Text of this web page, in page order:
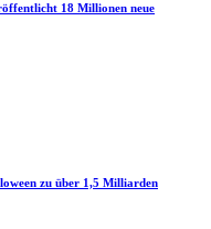
18 Millionen neue
zu über 1,5 Milliarden